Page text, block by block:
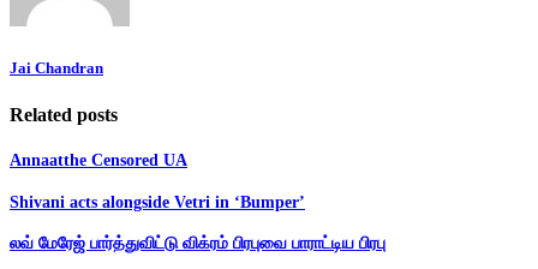
Jai Chandran
Related posts
Annaatthe Censored UA
Shivani acts alongside Vetri in ‘Bumper’
லவ் மேரேஜ் பார்த்துவிட்டு விக்ரம் பிரபுவை பாராட்டிய பிரபு